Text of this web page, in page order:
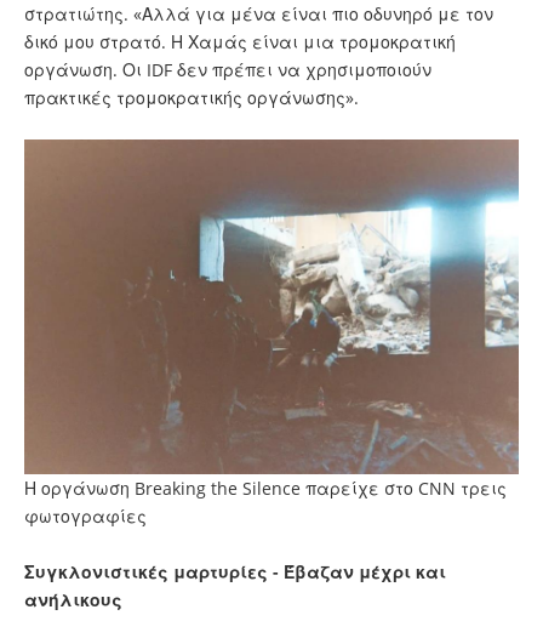
στρατιώτης. «Αλλά για μένα είναι πιο οδυνηρό με τον
δικό μου στρατό. Η Χαμάς είναι μια τρομοκρατική
οργάνωση. Οι IDF δεν πρέπει να χρησιμοποιούν
πρακτικές τρομοκρατικής οργάνωσης».
Η οργάνωση Breaking the Silence παρείχε στο CNN τρεις
φωτογραφίες
Συγκλονιστικές μαρτυρίες - Έβαζαν μέχρι και
ανήλικους